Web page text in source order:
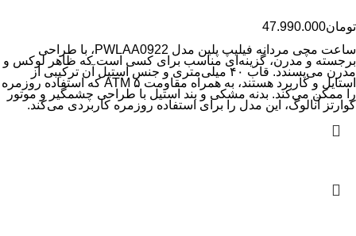
تومان47.990.000
ساعت مچی مردانه فیلیپ پلین مدل PWLAA0922، با طراحی
برجسته و مدرن، گزینه‌ای مناسب برای کسی است که ظاهر لوکس و
مدرن می‌پسندد. قاب ۴۰ میلی‌متری و جنس استیل آن ترکیبی از
استایل و کاربرد هستند، به همراه مقاومت ۵ ATM که استفاده روزمره
را ممکن می‌کند. بدنه مشکی و بند استیل با طراحی چشمگیر و موتور
کوارتز آنالوگ، این مدل را برای استفاده روزمره کاربردی می‌کند.